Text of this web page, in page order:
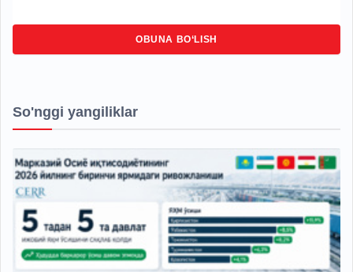
OBUNA BO‘LISH
So'nggi yangiliklar